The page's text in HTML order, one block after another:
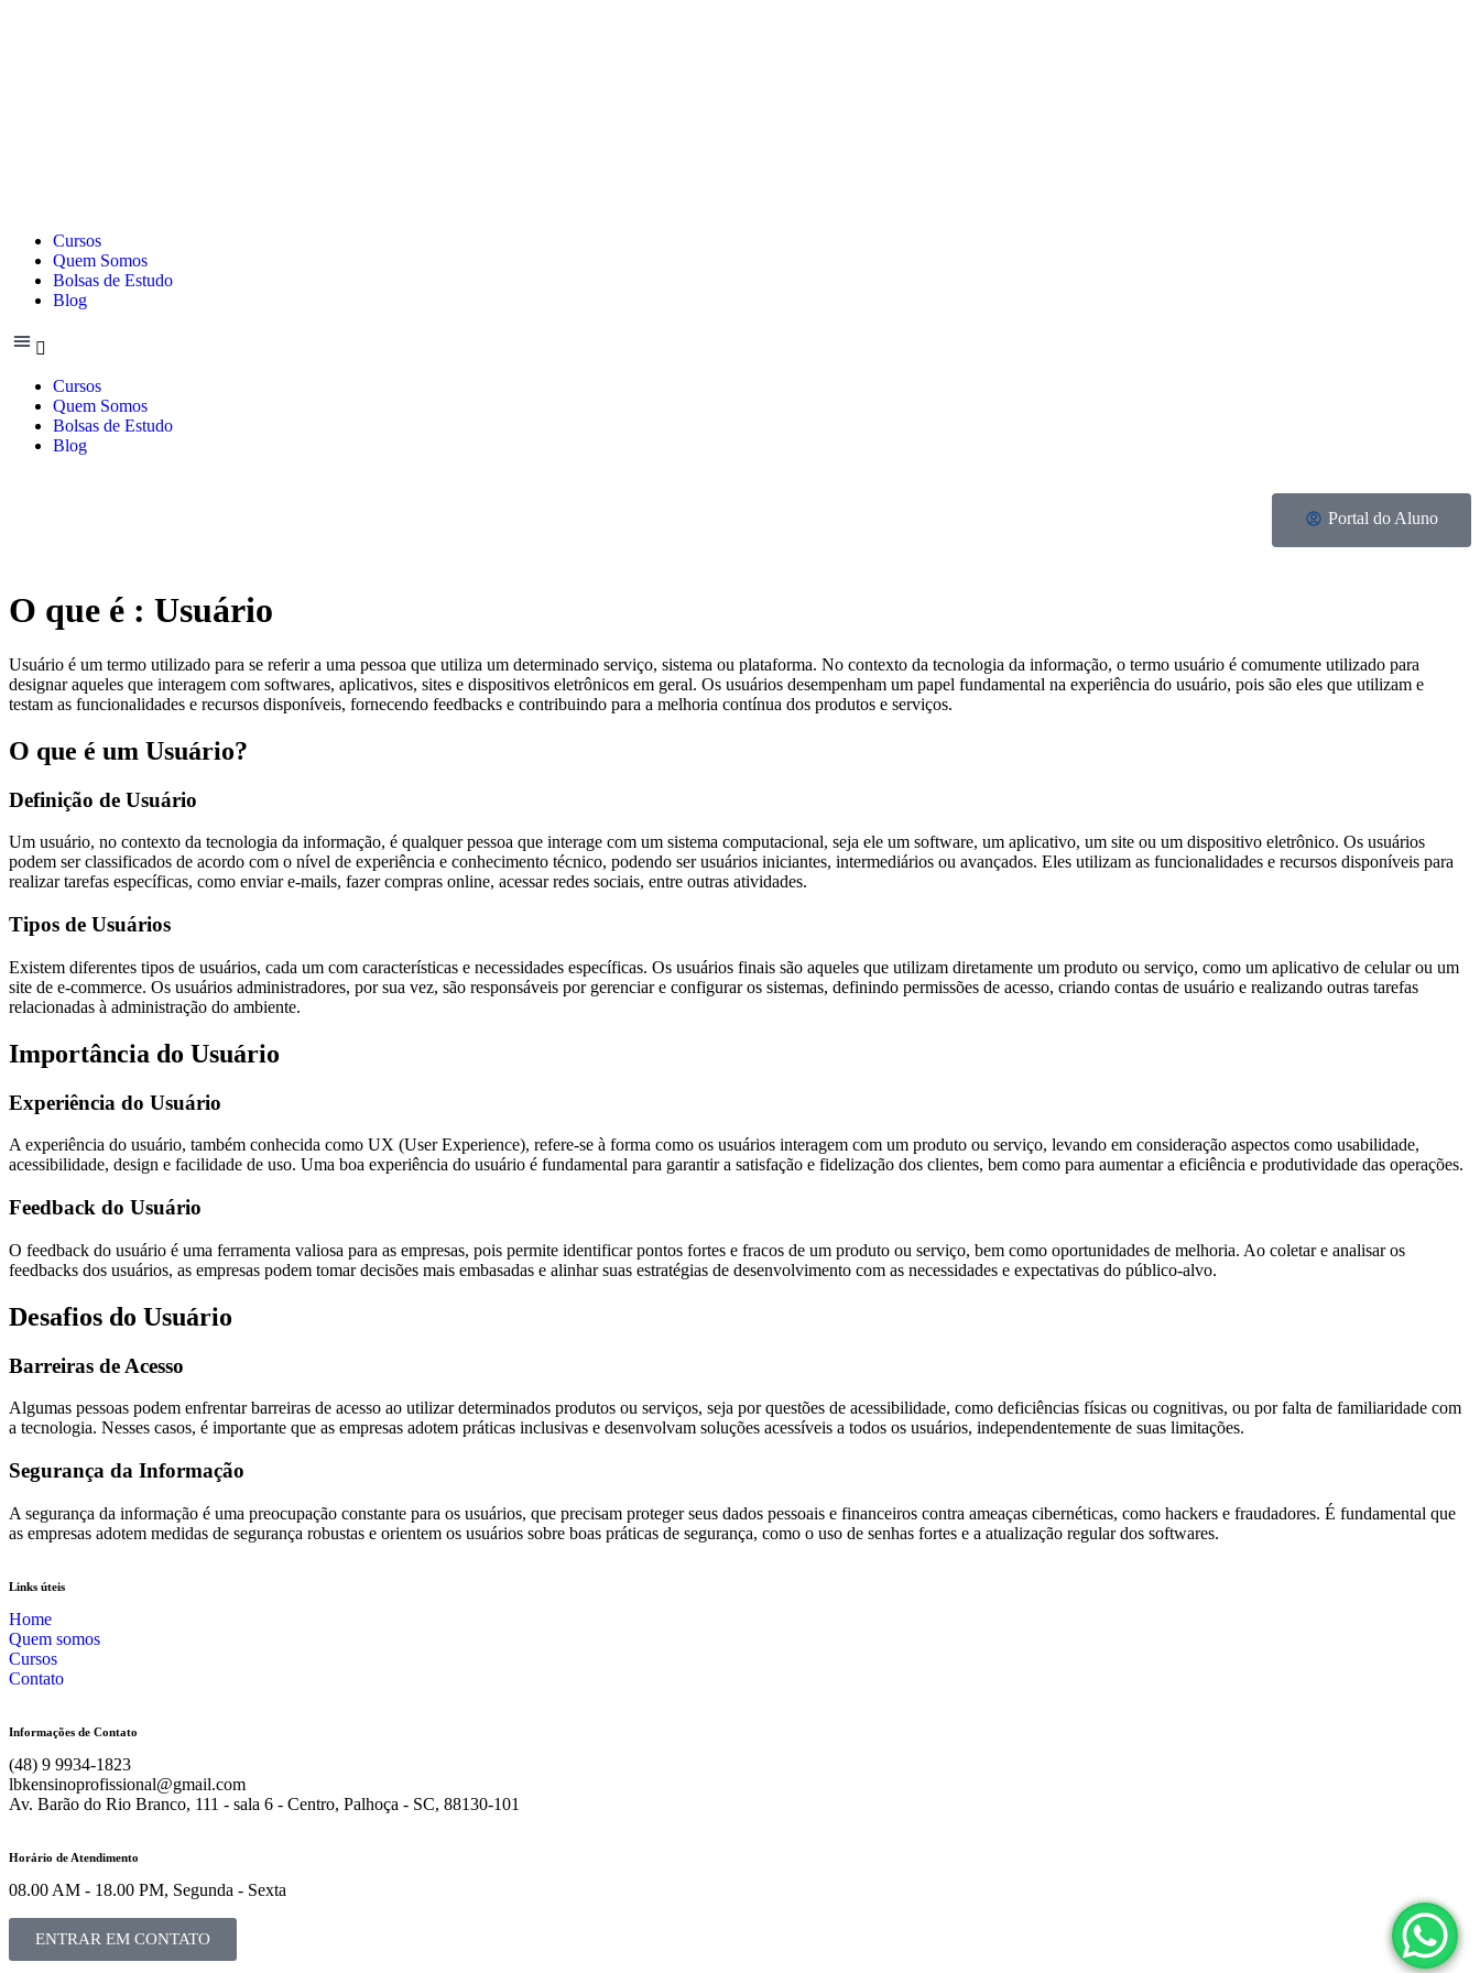
Cursos
Quem Somos
Bolsas de Estudo
Blog
Cursos
Quem Somos
Bolsas de Estudo
Blog
Portal do Aluno
O que é : Usuário
Usuário é um termo utilizado para se referir a uma pessoa que utiliza um determinado serviço, sistema ou plataforma. No contexto da tecnologia da informação, o termo usuário é comumente utilizado para
designar aqueles que interagem com softwares, aplicativos, sites e dispositivos eletrônicos em geral. Os usuários desempenham um papel fundamental na experiência do usuário, pois são eles que utilizam e
testam as funcionalidades e recursos disponíveis, fornecendo feedbacks e contribuindo para a melhoria contínua dos produtos e serviços.
O que é um Usuário?
Definição de Usuário
Um usuário, no contexto da tecnologia da informação, é qualquer pessoa que interage com um sistema computacional, seja ele um software, um aplicativo, um site ou um dispositivo eletrônico. Os usuários
podem ser classificados de acordo com o nível de experiência e conhecimento técnico, podendo ser usuários iniciantes, intermediários ou avançados. Eles utilizam as funcionalidades e recursos disponíveis para
realizar tarefas específicas, como enviar e-mails, fazer compras online, acessar redes sociais, entre outras atividades.
Tipos de Usuários
Existem diferentes tipos de usuários, cada um com características e necessidades específicas. Os usuários finais são aqueles que utilizam diretamente um produto ou serviço, como um aplicativo de celular ou um
site de e-commerce. Os usuários administradores, por sua vez, são responsáveis por gerenciar e configurar os sistemas, definindo permissões de acesso, criando contas de usuário e realizando outras tarefas
relacionadas à administração do ambiente.
Importância do Usuário
Experiência do Usuário
A experiência do usuário, também conhecida como UX (User Experience), refere-se à forma como os usuários interagem com um produto ou serviço, levando em consideração aspectos como usabilidade,
acessibilidade, design e facilidade de uso. Uma boa experiência do usuário é fundamental para garantir a satisfação e fidelização dos clientes, bem como para aumentar a eficiência e produtividade das operações.
Feedback do Usuário
O feedback do usuário é uma ferramenta valiosa para as empresas, pois permite identificar pontos fortes e fracos de um produto ou serviço, bem como oportunidades de melhoria. Ao coletar e analisar os
feedbacks dos usuários, as empresas podem tomar decisões mais embasadas e alinhar suas estratégias de desenvolvimento com as necessidades e expectativas do público-alvo.
Desafios do Usuário
Barreiras de Acesso
Algumas pessoas podem enfrentar barreiras de acesso ao utilizar determinados produtos ou serviços, seja por questões de acessibilidade, como deficiências físicas ou cognitivas, ou por falta de familiaridade com
a tecnologia. Nesses casos, é importante que as empresas adotem práticas inclusivas e desenvolvam soluções acessíveis a todos os usuários, independentemente de suas limitações.
Segurança da Informação
A segurança da informação é uma preocupação constante para os usuários, que precisam proteger seus dados pessoais e financeiros contra ameaças cibernéticas, como hackers e fraudadores. É fundamental que
as empresas adotem medidas de segurança robustas e orientem os usuários sobre boas práticas de segurança, como o uso de senhas fortes e a atualização regular dos softwares.
Links úteis
Home
Quem somos
Cursos
Contato
Informações de Contato
(48) 9 9934-1823
lbkensinoprofissional@gmail.com
Av. Barão do Rio Branco, 111 - sala 6 - Centro, Palhoça - SC, 88130-101
Horário de Atendimento
08.00 AM - 18.00 PM, Segunda - Sexta
ENTRAR EM CONTATO